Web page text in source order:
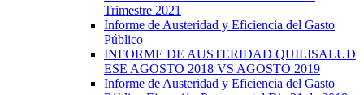
Trimestre 2021
Informe de Austeridad y Eficiencia del Gasto
Público
INFORME DE AUSTERIDAD QUILISALUD
ESE AGOSTO 2018 VS AGOSTO 2019
Informe de Austeridad y Eficiencia del Gasto